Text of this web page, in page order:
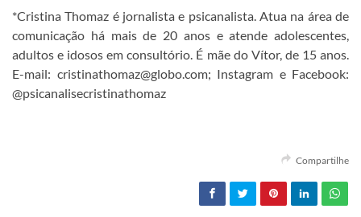
*Cristina Thomaz é jornalista e psicanalista. Atua na área de
comunicação há mais de 20 anos e atende adolescentes,
adultos e idosos em consultório. É mãe do Vítor, de 15 anos.
E-mail: cristinathomaz@globo.com; Instagram e Facebook:
@psicanalisecristinathomaz
Compartilhe